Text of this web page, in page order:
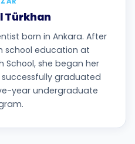
Türkhan
born in Ankara. After
school education at
School, she began her
graduated
year undergraduate